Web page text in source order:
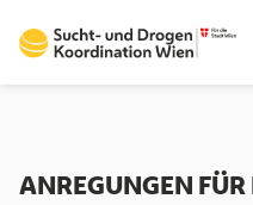
ANREGUNGEN